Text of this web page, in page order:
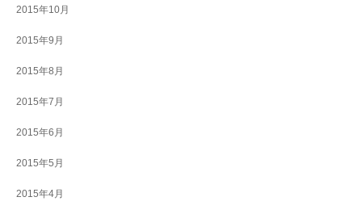
2015年10月
2015年9月
2015年8月
2015年7月
2015年6月
2015年5月
2015年4月